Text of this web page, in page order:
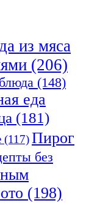
из мяса
(206)
(148)
еда
(181)
(117)Пирог
без
(198)